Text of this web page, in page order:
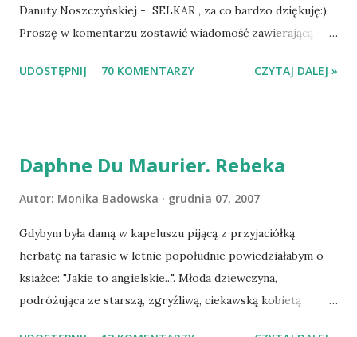
Danuty Noszczyńskiej - SELKAR , za co bardzo dziękuję:)
Proszę w komentarzu zostawić wiadomość zawierającą
Losowanie odbędzie się w niedzielę o 8:00. Zapraszam
UDOSTĘPNIJ 70 KOMENTARZY CZYTAJ DALEJ »
Daphne Du Maurier. Rebeka
Autor: Monika Badowska grudnia 07, 2007
Gdybym była damą w kapeluszu pijącą z przyjaciółką
herbatę na tarasie w letnie popołudnie powiedziałabym o
ksiażce: "Jakie to angielskie...". Młoda dziewczyna,
podróżująca ze starszą, zgryźliwą, ciekawską kobietą